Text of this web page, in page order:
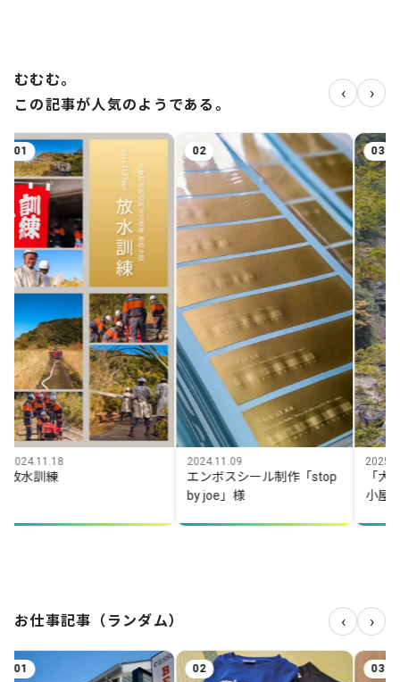
むむむ。
この記事が人気のようである。
‹ ›
練
2024.11.09
エンボスシール制作「stop
by joe」様
03
2025.10.25
「大杉谷渓
お仕事記事（ランダム） ‹ ›
02